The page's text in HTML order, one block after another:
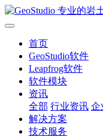
首页
GeoStudio软件
Leapfrog软件
软件模块
资讯
全部 行业资讯 企
解决方案
技术服务